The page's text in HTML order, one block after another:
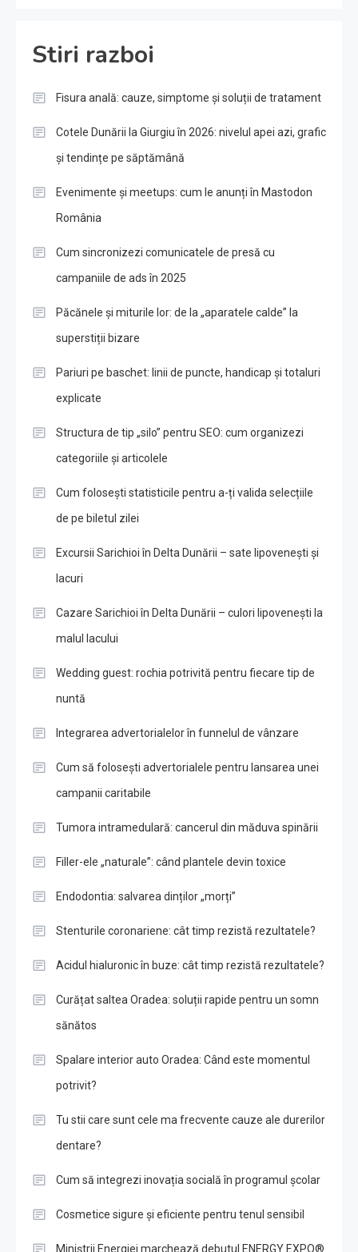
Stiri razboi
Fisura anală: cauze, simptome și soluții de tratament
Cotele Dunării la Giurgiu în 2026: nivelul apei azi, grafic
și tendințe pe săptămână
Evenimente și meetups: cum le anunți în Mastodon
România
Cum sincronizezi comunicatele de presă cu
campaniile de ads în 2025
Păcănele și miturile lor: de la „aparatele calde” la
superstiții bizare
Pariuri pe baschet: linii de puncte, handicap și totaluri
explicate
Structura de tip „silo” pentru SEO: cum organizezi
categoriile și articolele
Cum folosești statisticile pentru a-ți valida selecțiile
de pe biletul zilei
Excursii Sarichioi în Delta Dunării – sate lipovenești și
lacuri
Cazare Sarichioi în Delta Dunării – culori lipovenești la
malul lacului
Wedding guest: rochia potrivită pentru fiecare tip de
nuntă
Integrarea advertorialelor în funnelul de vânzare
Cum să folosești advertorialele pentru lansarea unei
campanii caritabile
Tumora intramedulară: cancerul din măduva spinării
Filler-ele „naturale”: când plantele devin toxice
Endodontia: salvarea dinților „morți”
Stenturile coronariene: cât timp rezistă rezultatele?
Acidul hialuronic în buze: cât timp rezistă rezultatele?
Curățat saltea Oradea: soluții rapide pentru un somn
sănătos
Spalare interior auto Oradea: Când este momentul
potrivit?
Tu stii care sunt cele ma frecvente cauze ale durerilor
dentare?
Cum să integrezi inovația socială în programul școlar
Cosmetice sigure și eficiente pentru tenul sensibil
Miniștrii Energiei marchează debutul ENERGY EXPO®